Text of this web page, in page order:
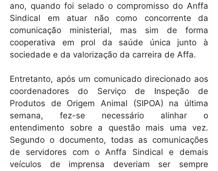
ano, quando foi selado o compromisso do Anffa
Sindical em atuar não como concorrente da
comunicação ministerial, mas sim de forma
cooperativa em prol da saúde única junto à
sociedade e da valorização da carreira de Affa.
Entretanto, após um comunicado direcionado aos
coordenadores do Serviço de Inspeção de
Produtos de Origem Animal (SIPOA) na última
semana, fez-se necessário alinhar o
entendimento sobre a questão mais uma vez.
Segundo o documento, todas as comunicações
de servidores com o Anffa Sindical e demais
veículos de imprensa deveriam ser sempre